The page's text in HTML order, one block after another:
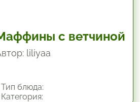
с ветчиной
liliyaa
блюда: